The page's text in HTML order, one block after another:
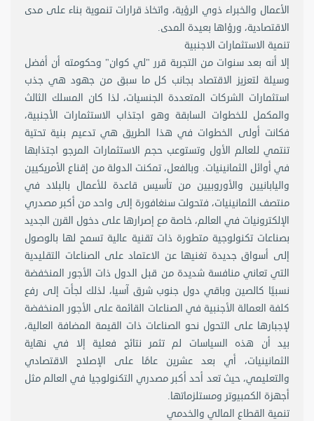
الأعمال والخبراء ذوي الرؤية، واتخاذ قرارات تنموية بناء على مدى
الاقتصادية، ورؤاها بعيدة المدى.
تنمية الاستثمارات الاجنبية
إلا أنه بعد سنوات من التجربة قرر "لي كوان" وحكومته أن أفضل
وسيلة لتعزيز الاقتصاد بجانب كل ما سبق من جهود هي جذب
استثمارات الشركات المتعددة الجنسيات، لذا كان المسلك الثالث
والمكمل للخطوات السابقة وهو اجتذاب الاستثمارات الأجنبية،
فكانت أولى الخطوات في هذا الطريق هي تدعيم بنية تحتية
تنتمي للعالم الأول وتستوعب حجم الاستثمارات المرجو اجتذابها
في أوائل الثمانينيات. وبالفعل، تمكنت الدولة من إقناع الأمريكيين
واليابانيين والأوروبيين من تأسيس قاعدة للأعمال بالبلاد في
منتصف الثمانينيات، فتحولت سنغافورة إلى واحد من أكبر مصدري
الإلكترونيات في العالم، خاصة مع إصرارها على دخول القرن الجديد
بصناعات تكنولوجية متطورة ذات تقنية عالية تسمح لها بالوصول
إلى أسواق جديدة تغنيها عن الاعتماد على الصناعات التقليدية
التي تعاني منافسة شديدة من قبل الدول ذات الأجور المنخفضة
نسبيًا كالصين وباقي دول جنوب شرق آسيا، لذلك لجأت إلى رفع
كلفة العمالة الأجنبية في الصناعات القائمة على الأجور المنخفضة
لإجبارها على التحول نحو الصناعات ذات القيمة المضافة العالية،
بيد أن هذه السياسات لم تثمر نتائج فعلية إلا في نهاية
الثمانينيات، أي بعد عشرين عامًا على الإصلاح الاقتصادي
والتعليمي، حيث تعد أحد أكبر مصدري التكنولوجيا في العالم مثل
أجهزة الكمبيوتر ومستلزماتها.
تنمية القطاع المالي والخدمي